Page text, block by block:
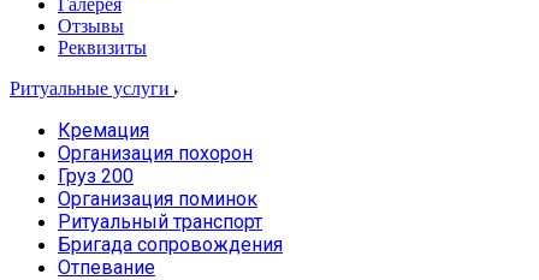
Отзывы
Реквизиты
Ритуальные услуги
Кремация
Организация похорон
Груз 200
Организация поминок
Ритуальный транспорт
Бригада сопровождения
Отпевание